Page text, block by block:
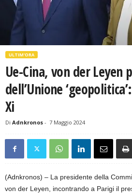
ULTIM'ORA
Ue-Cina, von der Leyen
dell’Unione
Xi
Di Adnkronos - 7 Maggio 2024
(Adnkronos) – La presidente della
von der Leyen, incontrando a Parigi il